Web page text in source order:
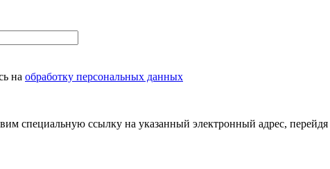
на обработку персональных данных
специальную ссылку на указанный электронный адрес,